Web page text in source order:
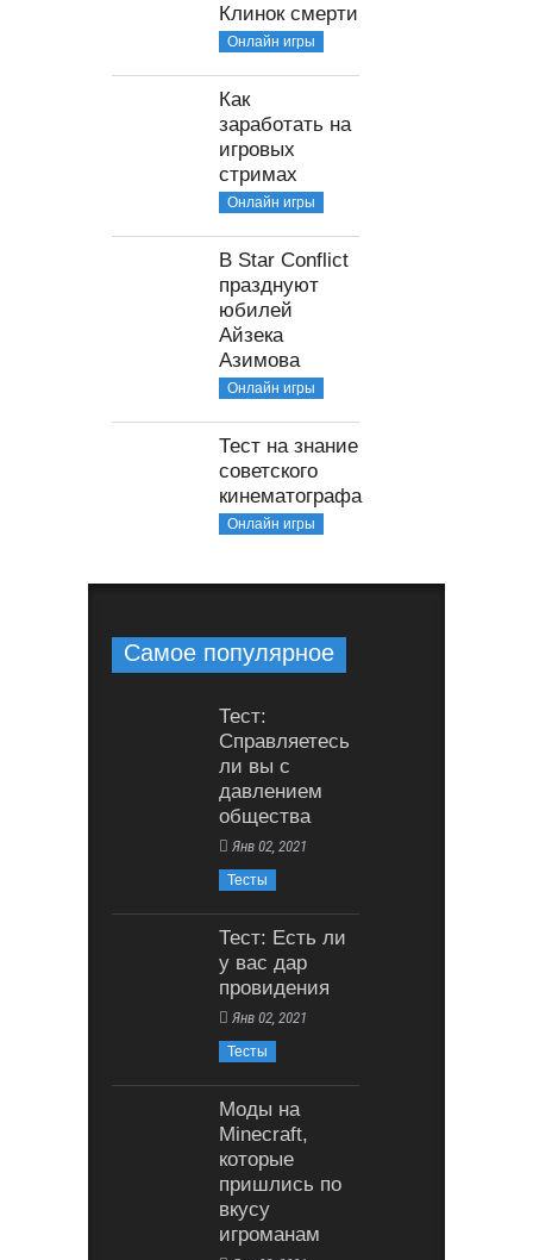
Клинок смерти
Онлайн игры
Как
заработать на
игровых
стримах
Онлайн игры
В Star Conflict
празднуют
юбилей
Айзека
Азимова
Онлайн игры
Тест на знание
советского
кинематографа
Онлайн игры
Самое популярное
Тест:
Справляетесь
ли вы с
давлением
общества
Янв 02, 2021
Тесты
Тест: Есть ли
у вас дар
провидения
Янв 02, 2021
Тесты
Моды на
Minecraft,
которые
пришлись по
вкусу
игроманам